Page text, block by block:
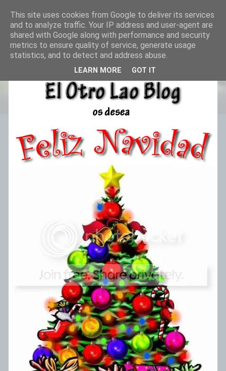
El Otro Lao
This site uses cookies from Google to deliver its services
and to analyze traffic. Your IP address and user-agent are
shared with Google along with performance and security
metrics to ensure quality of service, generate usage
statistics, and to detect and address abuse.
LEARN MORE GOT IT